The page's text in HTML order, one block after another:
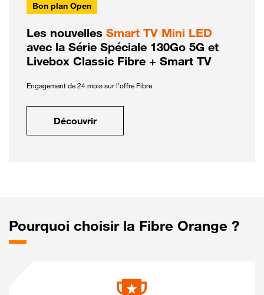
Bon plan Open
Les nouvelles Smart TV Mini LED
avec la Série Spéciale 130Go 5G et
Livebox Classic Fibre + Smart TV
Engagement de 24 mois sur l'offre Fibre
Découvrir
Pourquoi choisir la Fibre Orange ?